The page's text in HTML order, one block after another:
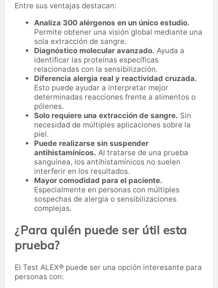
Entre sus ventajas destacan:
Analiza 300 alérgenos en un único estudio.
Permite obtener una visión global mediante una
sola extracción de sangre.
Diagnóstico molecular avanzado. Ayuda a
identificar las proteínas específicas
relacionadas con la sensibilización.
Diferencia alergia real y reactividad cruzada.
Esto puede ayudar a interpretar mejor
determinadas reacciones frente a alimentos o
pólenes.
Solo requiere una extracción de sangre. Sin
necesidad de múltiples aplicaciones sobre la
piel.
Puede realizarse sin suspender
antihistamínicos. Al tratarse de una prueba
sanguínea, los antihistamínicos no suelen
interferir en los resultados.
Mayor comodidad para el paciente.
Especialmente en personas con múltiples
sospechas de alergia o sensibilizaciones
complejas.
¿Para quién puede ser útil esta
prueba?
El Test ALEX® puede ser una opción interesante para
personas con: